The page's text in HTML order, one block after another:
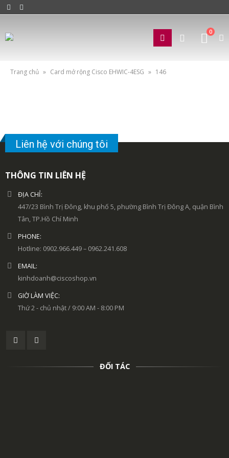
0
Trang chủ » Card mở rộng Cisco EHWIC-4ESG » 146
Liên hệ với chúng tôi
THÔNG TIN LIÊN HỆ
ĐỊA CHỈ:
447/23 Bình Trị Đông, khu phố 5, phường Bình Trị Đông A, quận Bình
Tân, TP.Hồ Chí Minh
PHONE:
Hotline: 0902.966.449 – 0962.241.608
EMAIL:
kinhdoanh@ciscoshop.vn
GIỜ LÀM VIỆC:
Thứ 2 - chủ nhật / 9:00 AM - 8:00 PM
ĐỐI TÁC